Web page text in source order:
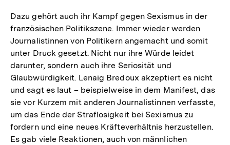
Dazu gehört auch ihr Kampf gegen Sexismus in der
französischen Politikszene. Immer wieder werden
Journalistinnen von Politikern angemacht und somit
unter Druck gesetzt. Nicht nur ihre Würde leidet
darunter, sondern auch ihre Seriosität und
Glaubwürdigkeit. Lenaig Bredoux akzeptiert es nicht
und sagt es laut – beispielweise in dem Manifest, das
sie vor Kurzem mit anderen Journalistinnen verfasste,
um das Ende der Straflosigkeit bei Sexismus zu
fordern und eine neues Kräfteverhältnis herzustellen.
Es gab viele Reaktionen, auch von männlichen